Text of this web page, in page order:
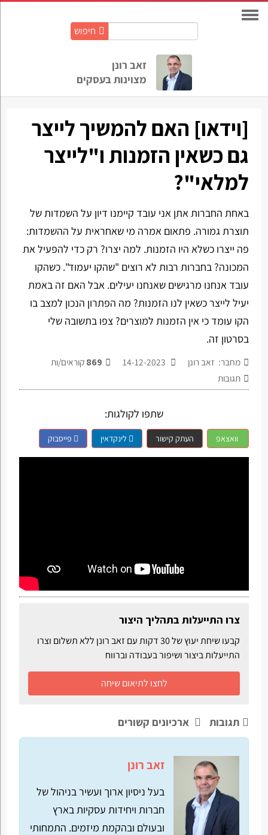
חיפוש
זאב רונן
מצוינות בעסקים
[וידאו] האם להמשיך לייצר
גם כשאין הזמנות ו"לייצר
למלאי"?
באחת החברות אתן אני עובד קיימנו דיון על השמדות של
תוצרת גמורה. פתאום אמרה מי שאחראית על ההשמדות:
פה ייצרו כשלא היו הזמנות. למה יצרו? רק כדי להפעיל את
המכונה? בחברות רבות לא רוצים "שהקו יעמוד". כשהקו
עובד אנחנו מרגישים שאנחנו יעילים. אבל האם זה באמת
יעיל לייצר כשאין לנו הזמנות? מה הפתרון הנכון למצב בו
הקו עומד כי אין הזמנות למוצרים? צפו בתשובה שלי
בסרטון זה.
מחבר: זאב רונן 869 קוראים/ות
תגובות
שתפו לקולגות:
וואצאפ העתק קישור לינקדאין פייסבוק
צרו התייעלות בתהליך היצור
קבעו שיחת יעוץ של 30 דקות עם זאב רונן ללא תשלום וצרו
התייעלות ביצור ושיפור בעבודה וברווח
לחצו לתיאום שיחה
תגובות ארכיונים קשורים
זאב רונן
בעל ניסיון ארוך ועשיר בניהול של
חברות ויחידות עסקיות בארץ
ובעולם ובהקמת מיזמים. התמחותי